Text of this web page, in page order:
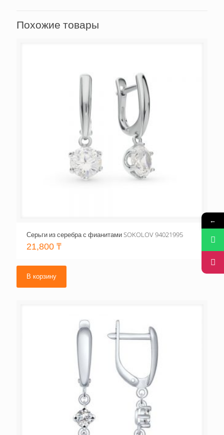
Похожие товары
Серьги из серебра с фианитами SOKOLOV 94021995
21,800 ₸
В корзину
←